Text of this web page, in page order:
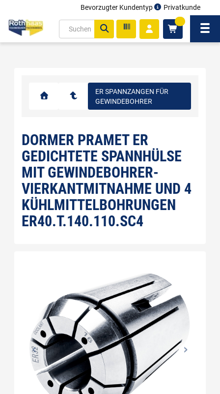
Bevorzugter Kundentyp Privatkunde
ER SPANNZANGEN FÜR
GEWINDEBOHRER
DORMER PRAMET ER
GEDICHTETE SPANNHÜLSE
MIT GEWINDEBOHRER-
VIERKANTMITNAHME UND 4
KÜHLMITTELBOHRUNGEN
ER40.T.140.110.SC4